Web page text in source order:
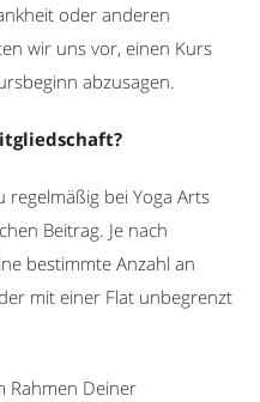
oder anderen
wir uns vor, einen Kurs
abzusagen.
bei Yoga Arts
Beitrag. Je nach
bestimmte Anzahl an
mit einer Flat unbegrenzt
Rahmen Deiner